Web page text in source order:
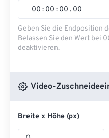
00 : 00 : 00 . 00
Geben Sie die Endposition
Belassen Sie den Wert bei
deaktivieren.
Video-
Breite x Höhe (px)